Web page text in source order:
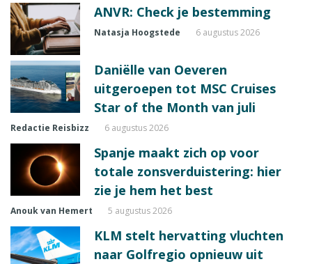
ANVR: Check je bestemming
Natasja Hoogstede 6 augustus 2026
Daniëlle van Oeveren
uitgeroepen tot MSC Cruises
Star of the Month van juli
Redactie Reisbizz 6 augustus 2026
Spanje maakt zich op voor
totale zonsverduistering: hier
zie je hem het best
Anouk van Hemert 5 augustus 2026
KLM stelt hervatting vluchten
naar Golfregio opnieuw uit